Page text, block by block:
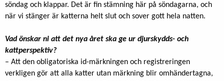
söndag och klappar. Det är fin stämning här på söndagarna, och
när vi stänger är katterna helt slut och sover gott hela natten.
Vad önskar ni att det nya året ska ge ur djurskydds- och
kattperspektiv?
– Att den obligatoriska id-märkningen och registreringen
verkligen gör att alla katter utan märkning blir omhändertagna,